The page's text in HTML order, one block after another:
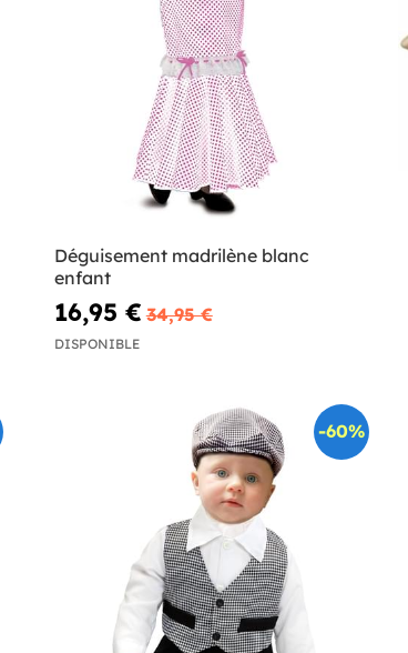
Déguisement madrilène blanc
enfant
16,95 € 34,95 €
DISPONIBLE
-60%